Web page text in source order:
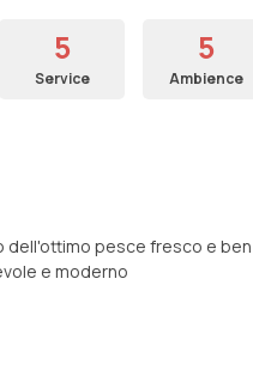
5
Service
5
Ambience
dell'ottimo pesce fresco e
e moderno